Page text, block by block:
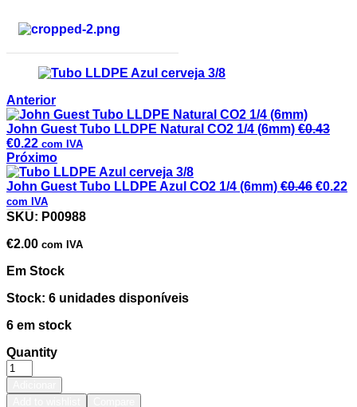
Anterior
John Guest Tubo LLDPE Natural CO2 1/4 (6mm) €0.43
€0.22 com IVA
Próximo
John Guest Tubo LLDPE Azul CO2 1/4 (6mm) €0.46 €0.22
com IVA
SKU: P00988
€2.00 com IVA
Em Stock
Stock: 6 unidades disponíveis
6 em stock
Quantity